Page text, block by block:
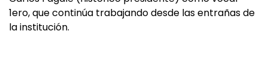
1ero, que continúa trabajando desde las entrañas de
la institución.